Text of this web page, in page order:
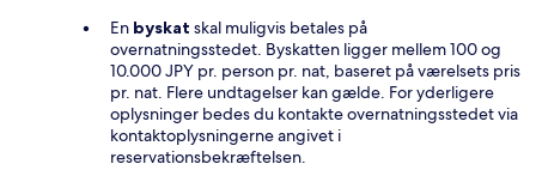
En byskat skal muligvis betales på
overnatningsstedet. Byskatten ligger mellem 100 og
10.000 JPY pr. person pr. nat, baseret på værelsets pris
pr. nat. Flere undtagelser kan gælde. For yderligere
oplysninger bedes du kontakte overnatningsstedet via
kontaktoplysningerne angivet i
reservationsbekræftelsen.